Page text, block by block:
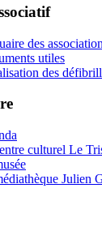
des
utiles
des
culturel Le
Julien